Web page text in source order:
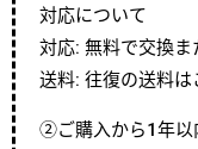
対応について
対応: 無料で交換ま
送料: 往復の送料は
②ご購入から1年以